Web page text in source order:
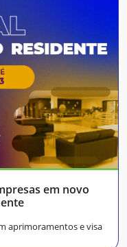
em novo
aprimoramentos e visa